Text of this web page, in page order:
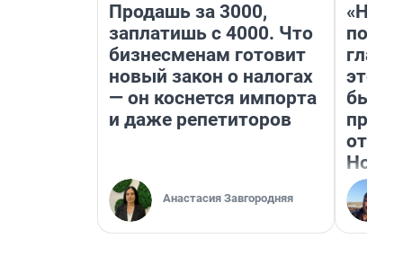
Продашь за 3000,
заплатишь с 4000. Что
бизнесменам готовит
новый закон о налогах
— он коснется импорта
и даже репетиторов
Анастасия Завгородняя
этого
бьет